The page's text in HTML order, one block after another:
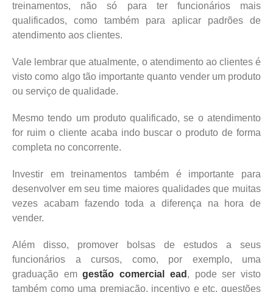
treinamentos, não só para ter funcionários mais
qualificados, como também para aplicar padrões de
atendimento aos clientes.
Vale lembrar que atualmente, o atendimento ao clientes é
visto como algo tão importante quanto vender um produto
ou serviço de qualidade.
Mesmo tendo um produto qualificado, se o atendimento
for ruim o cliente acaba indo buscar o produto de forma
completa no concorrente.
Investir em treinamentos também é importante para
desenvolver em seu time maiores qualidades que muitas
vezes acabam fazendo toda a diferença na hora de
vender.
Além disso, promover bolsas de estudos a seus
funcionários a cursos, como, por exemplo, uma
graduação em gestão comercial ead , pode ser visto
também como uma premiação, incentivo e etc, questões